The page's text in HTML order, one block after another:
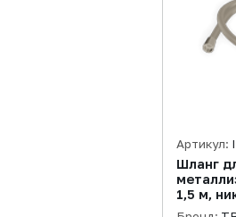
Артикул:
Шланг
1,5 м,